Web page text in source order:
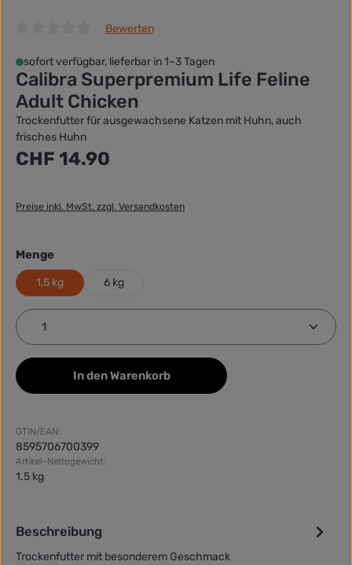
Bewerten
sofort verfügbar, lieferbar in 1–3 Tagen
Calibra Superpremium Life Feline
Adult Chicken
Trockenfutter für ausgewachsene Katzen mit Huhn, auch
frisches Huhn
Regulärer Preis:
CHF 14.90
Preise inkl. MwSt. zzgl. Versandkosten
Mengeauswählen
1,5 kg 6 kg
Produkt Anzahl: Gib den gewünschten Wert ein
In den Warenkorb
GTIN/EAN:
8595706700399
Artikel-Nettogewicht:
1.5 kg
Beschreibung
Trockenfutter mit besonderem Geschmack